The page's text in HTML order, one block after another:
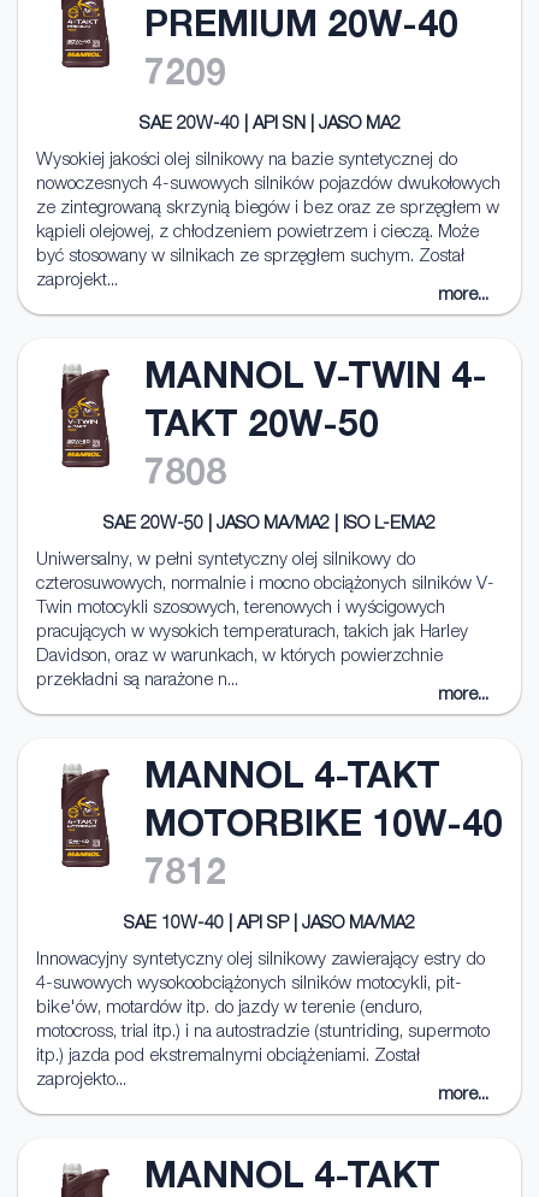
PREMIUM 20W-40
7209
SAE 20W-40 | API SN | JASO MA2
Wysokiej jakości olej silnikowy na bazie syntetycznej do
nowoczesnych 4-suwowych silników pojazdów dwukołowych
ze zintegrowaną skrzynią biegów i bez oraz ze sprzęgłem w
kąpieli olejowej, z chłodzeniem powietrzem i cieczą. Może
być stosowany w silnikach ze sprzęgłem suchym. Został
zaprojekt...
more...
MANNOL V-TWIN 4-
TAKT 20W-50
7808
SAE 20W-50 | JASO MA/MA2 | ISO L-EMA2
Uniwersalny, w pełni syntetyczny olej silnikowy do
czterosuwowych, normalnie i mocno obciążonych silników V-
Twin motocykli szosowych, terenowych i wyścigowych
pracujących w wysokich temperaturach, takich jak Harley
Davidson, oraz w warunkach, w których powierzchnie
przekładni są narażone n...
more...
MANNOL 4-TAKT
MOTORBIKE 10W-40
7812
SAE 10W-40 | API SP | JASO MA/MA2
Innowacyjny syntetyczny olej silnikowy zawierający estry do
4-suwowych wysokoobciążonych silników motocykli, pit-
bike'ów, motardów itp. do jazdy w terenie (enduro,
motocross, trial itp.) i na autostradzie (stuntriding, supermoto
itp.) jazda pod ekstremalnymi obciążeniami. Został
zaprojekto...
more...
MANNOL 4-TAKT